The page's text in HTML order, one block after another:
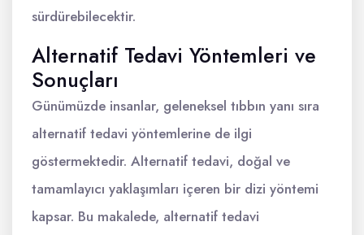
sürdürebilecektir.
Alternatif Tedavi Yöntemleri ve
Sonuçları
Günümüzde insanlar, geleneksel tıbbın yanı sıra
alternatif tedavi yöntemlerine de ilgi
göstermektedir. Alternatif tedavi, doğal ve
tamamlayıcı yaklaşımları içeren bir dizi yöntemi
kapsar. Bu makalede, alternatif tedavi